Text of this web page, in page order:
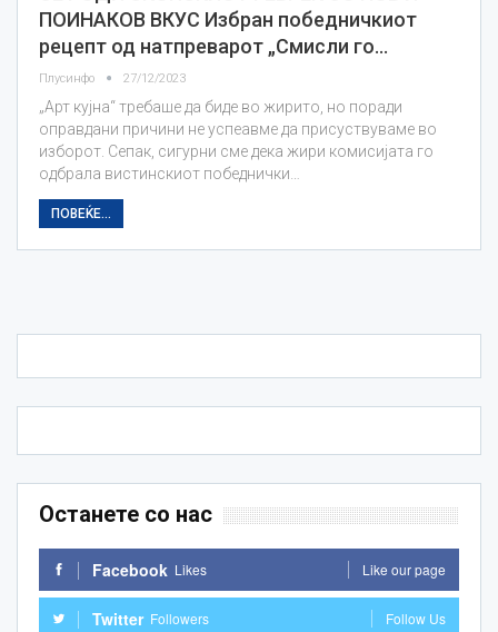
ПОИНАКОВ ВКУС Избран победничкиот
рецепт од натпреварот „Смисли го…
Плусинфо 27/12/2023
„Арт кујна“ требаше да биде во жирито, но поради
оправдани причини не успеавме да присуствуваме во
изборот. Сепак, сигурни сме дека жири комисијата го
одбрала вистинскиот победнички…
ПОВЕЌЕ...
Останете со нас
Facebook Likes Like our page
Twitter Followers Follow Us